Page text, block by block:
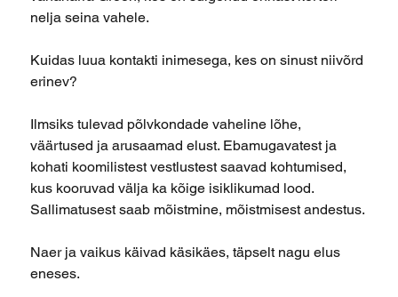
nelja seina vahele.
Kuidas luua kontakti inimesega, kes on sinust niivõrd
erinev?
Ilmsiks tulevad põlvkondade vaheline lõhe,
väärtused ja arusaamad elust. Ebamugavatest ja
kohati koomilistest vestlustest saavad kohtumised,
kus kooruvad välja ka kõige isiklikumad lood.
Sallimatusest saab mõistmine, mõistmisest andestus.
Naer ja vaikus käivad käsikäes, täpselt nagu elus
eneses.